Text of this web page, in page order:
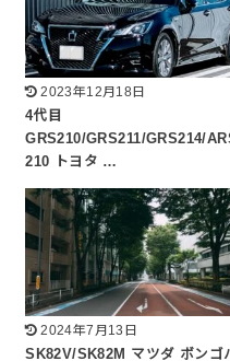
2023年12月18日
4代目
GRS210/GRS211/GRS214/
210 トヨタ …
2024年7月13日
SK82V/SK82M マツダ ボンゴ